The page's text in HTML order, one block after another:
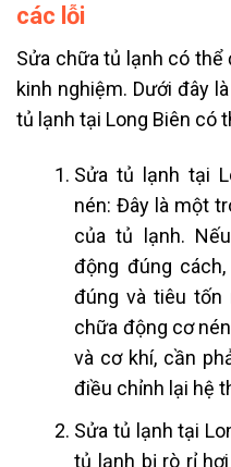
các lỗi
Sửa chữa tủ lạnh có
kinh nghiệm. Dưới đây
tủ lạnh tại Long Biên có
Sửa tủ lạnh tại
nén: Đây là một
của tủ lạnh.
động đúng
đúng và tiêu tốn
chữa động cơ
và cơ khí, cần
điều chỉnh lại hệ
Sửa tủ lạnh tại
tủ lạnh bị rò rỉ